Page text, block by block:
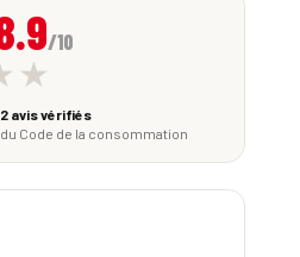
/10
avis vérifiés
du Code de la consommation